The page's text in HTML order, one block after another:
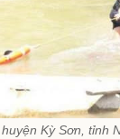
Kỳ Sơn, tỉnh